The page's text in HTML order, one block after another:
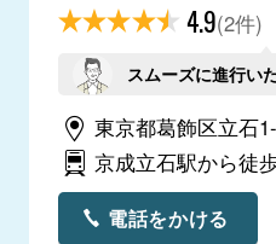
4.9(2件)
スムーズに進行い
東京都葛飾区立石
京成立石駅から徒
電話をかける